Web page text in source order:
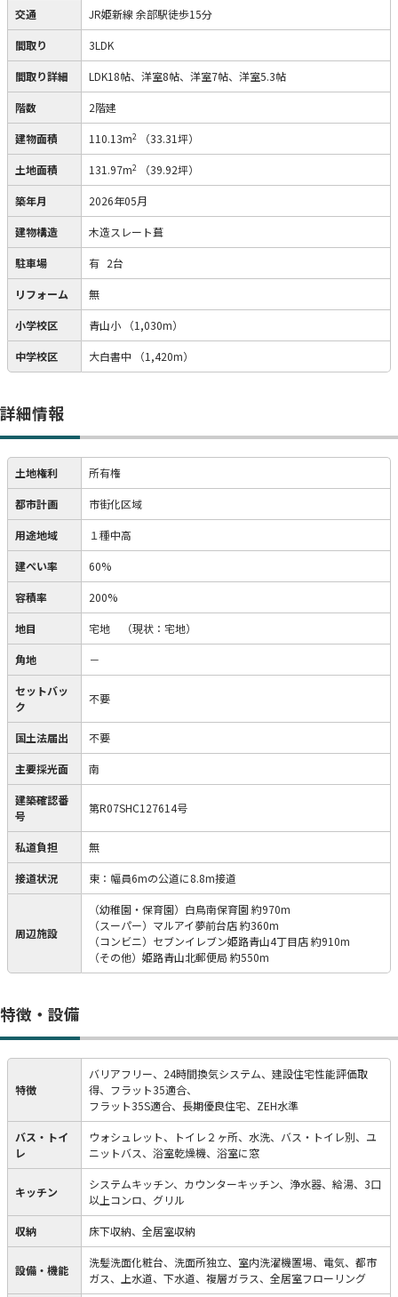
交通 JR姫新線 余部駅徒歩15分
間取り 3LDK
間取り詳細 LDK18帖、洋室8帖、洋室7帖、洋室5.3帖
階数 2階建
建物面積 110.13m2 （33.31坪）
土地面積 131.97m2 （39.92坪）
築年月 2026年05月
建物構造 木造スレート葺
駐車場 有 2台
リフォーム 無
小学校区 青山小 （1,030m）
中学校区 大白書中 （1,420m）
詳細情報
土地権利 所有権
都市計画 市街化区域
用途地域 １種中高
建ぺい率 60%
容積率 200%
地目 宅地 （現状：宅地）
角地 －
セットバッ
ク
不要
国土法届出 不要
主要採光面 南
建築確認番
号
第R07SHC127614号
私道負担 無
接道状況 東：幅員6mの公道に8.8m接道
周辺施設
（幼稚園・保育園）白鳥南保育園 約970m
（スーパー）マルアイ夢前台店 約360m
（コンビニ）セブンイレブン姫路青山4丁目店 約910m
（その他）姫路青山北郵便局 約550m
特徴・設備
特徴
バリアフリー、24時間換気システム、建設住宅性能評価取
得、フラット35適合、
フラット35S適合、長期優良住宅、ZEH水準
バス・トイ
レ
ウォシュレット、トイレ２ヶ所、水洗、バス・トイレ別、ユ
ニットバス、浴室乾燥機、浴室に窓
キッチン
システムキッチン、カウンターキッチン、浄水器、給湯、3口
以上コンロ、グリル
収納 床下収納、全居室収納
設備・機能
洗髪洗面化粧台、洗面所独立、室内洗濯機置場、電気、都市
ガス、上水道、下水道、複層ガラス、全居室フローリング